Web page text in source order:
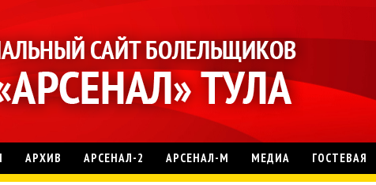
АРХИВ АРСЕНАЛ-2 АРСЕНАЛ-М МЕДИА ГОСТЕВАЯ